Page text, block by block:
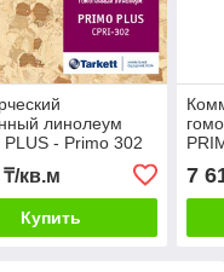
линолеум
PLUS - Primo 302
кв.м
Купить
7